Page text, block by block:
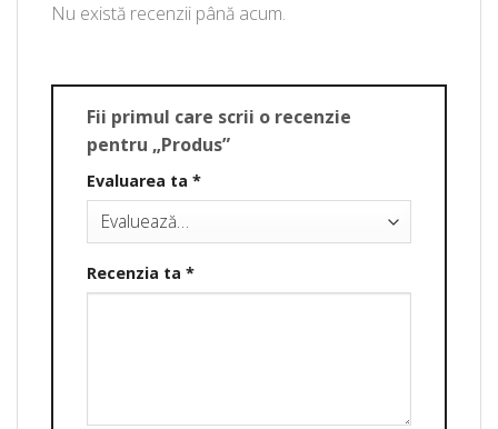
Nu există recenzii până acum.
Fii primul care scrii o recenzie
pentru „Produs”
Evaluarea ta *
Recenzia ta *